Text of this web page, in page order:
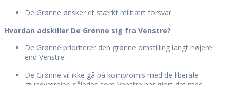
De Grønne ønsker et stærkt militært forsvar
Hvordan adskiller De Grønne sig fra Venstre?
De Grønne prioriterer den grønne omstilling langt højere
end Venstre.
De Grønne vil ikke gå på kompromis med de liberale